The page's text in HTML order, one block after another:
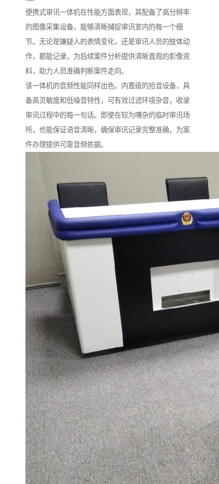
便携式审讯一体机在性能方面表现，其配备了高分辨率
的图像采集设备，能够清晰捕捉审讯室内的每一个细
节。无论是嫌疑人的表情变化，还是审讯人员的肢体动
作，都能记录，为后续案件分析提供清晰直观的影像资
料，助力人员准确判断案件走向。​
该一体机的音频性能同样出色。内置级的拾音设备，具
备高灵敏度和低噪音特性，可有效过滤环境杂音，收录
审讯过程中的每一句话。即使在较为嘈杂的临时审讯场
所，也能保证语音清晰，确保审讯记录完整准确，为案
件办理提供可靠音频依据。​